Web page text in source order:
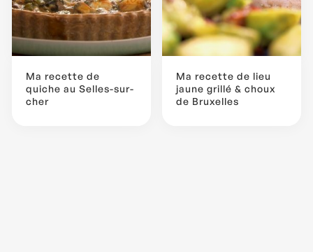
Ma recette de
quiche au Selles-sur-
cher
Ma recette de lieu
jaune grillé & choux
de Bruxelles